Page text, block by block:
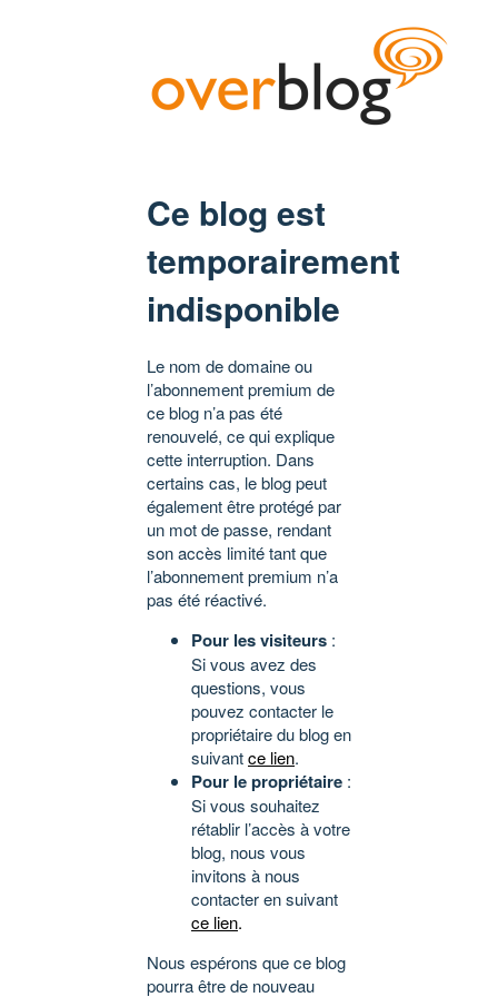
Ce blog est
temporairement
indisponible
Le nom de domaine ou
l’abonnement premium de
ce blog n’a pas été
renouvelé, ce qui explique
cette interruption. Dans
certains cas, le blog peut
également être protégé par
un mot de passe, rendant
son accès limité tant que
l’abonnement premium n’a
pas été réactivé.
Pour les visiteurs :
Si vous avez des
questions, vous
pouvez contacter le
propriétaire du blog en
suivantce lien.
Pour le propriétaire :
Si vous souhaitez
rétablir l’accès à votre
blog, nous vous
invitons à nous
contacter en suivant
ce lien.
Nous espérons que ce blog
pourra être de nouveau